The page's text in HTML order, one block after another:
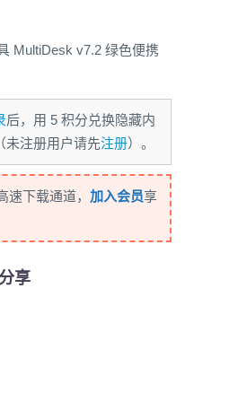
MultiDesk v7.2 绿色便携
后，用 5 积分兑换隐藏内
未注册用户请先注册）。
速下载通道， 加入会员享
享